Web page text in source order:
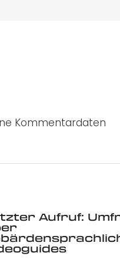
Kommentardaten
Aufruf: